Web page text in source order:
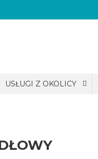
USŁUGI Z OKOLICY